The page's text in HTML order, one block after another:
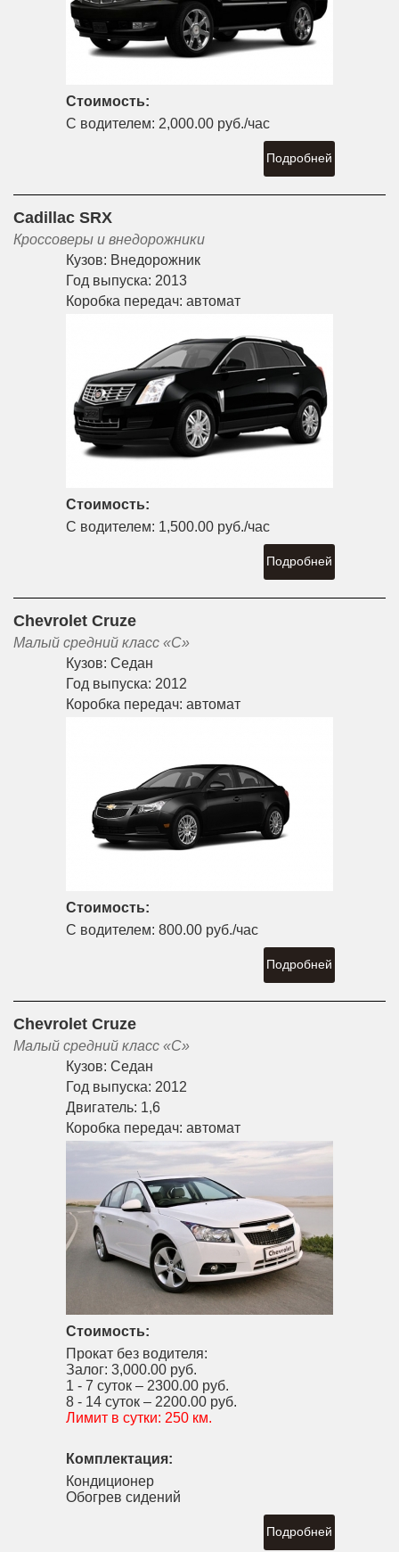
Стоимость:
С водителем: 2,000.00 руб./час
Подробней
Cadillac SRX
Кроссоверы и внедорожники
Кузов: Внедорожник
Год выпуска: 2013
Коробка передач: автомат
Стоимость:
С водителем: 1,500.00 руб./час
Подробней
Chevrolet Cruze
Малый средний класс «С»
Кузов: Седан
Год выпуска: 2012
Коробка передач: автомат
Стоимость:
С водителем: 800.00 руб./час
Подробней
Chevrolet Cruze
Малый средний класс «С»
Кузов: Седан
Год выпуска: 2012
Двигатель: 1,6
Коробка передач: автомат
Стоимость:
Прокат без водителя:
Залог: 3,000.00 руб.
1 - 7 суток – 2300.00 руб.
8 - 14 суток – 2200.00 руб.
Лимит в сутки: 250 км.
Комплектация:
Кондиционер
Обогрев сидений
Подробней